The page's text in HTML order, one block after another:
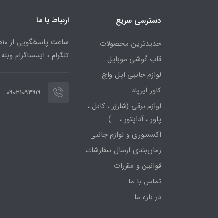
دسترسی سریع
جدیدترین محصولات
قاب گوشی موبایل
لوازم جانبی اپل واچ
کاور ایرپاد
لوازم برقی (شارژر ، کابل ،
پاور ، آداپتور ، ...)
اکسسوری و لوازم جانبی
زمان‌بندی ارسال سفارشات
قوانین و مقررات
تماس با ما
در باره ما
ارتباط با ما
تلگرام ، اینستاگرام وبله
09031094919